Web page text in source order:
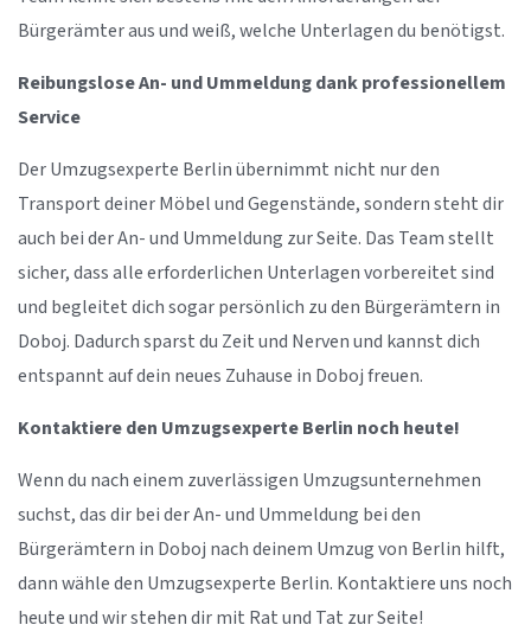
Bürgerämter aus und weiß, welche Unterlagen du benötigst.
Reibungslose An- und Ummeldung dank professionellem
Service
Der Umzugsexperte Berlin übernimmt nicht nur den
Transport deiner Möbel und Gegenstände, sondern steht dir
auch bei der An- und Ummeldung zur Seite. Das Team stellt
sicher, dass alle erforderlichen Unterlagen vorbereitet sind
und begleitet dich sogar persönlich zu den Bürgerämtern in
Doboj. Dadurch sparst du Zeit und Nerven und kannst dich
entspannt auf dein neues Zuhause in Doboj freuen.
Kontaktiere den Umzugsexperte Berlin noch heute!
Wenn du nach einem zuverlässigen Umzugsunternehmen
suchst, das dir bei der An- und Ummeldung bei den
Bürgerämtern in Doboj nach deinem Umzug von Berlin hilft,
dann wähle den Umzugsexperte Berlin. Kontaktiere uns noch
heute und wir stehen dir mit Rat und Tat zur Seite!